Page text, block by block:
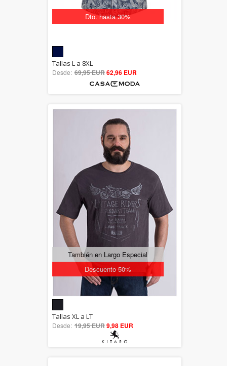
Dto. hasta 30%
out of 5
Tallas L a 8XL
Desde: 69,95 EUR62,96 EUR
Descuento 50%
También en Largo Especial
out of 5
Tallas XL a LT
Desde: 19,95 EUR9,98 EUR